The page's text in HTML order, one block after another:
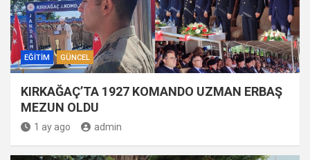
EĞITIM GÜNCEL
KIRKAĞAÇ’TA 1927 KOMANDO UZMAN ERBAŞ
MEZUN OLDU
1 ay ago admin